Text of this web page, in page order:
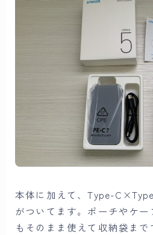
本体に加えて、Type-
がついてます。ポーチやケ
もそのまま使えて収納袋ま